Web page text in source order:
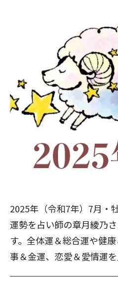
2025年（令和7年）7月・
運勢を占い師の章月綾乃
す。全体運＆総合運や健
事＆金運、恋愛＆愛情運